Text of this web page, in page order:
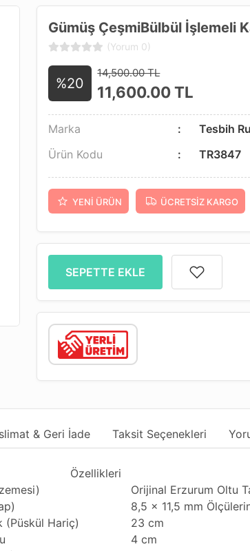
Gümüş ÇeşmiBülbül İşlemeli
(Yorum 0)
%20
14,500.00 TL
11,600.00TL
Marka
Tesbih
Ürün Kodu
TR3847
YENI ÜRÜN ÜCRETSIZ KARGO
SEPETTE EKLE
& Geri İade Taksit Seçenekleri
Özellikleri
Orijinal Erzurum Oltu
8,5 x 11,5 mm
(Püskül Hariç)
23 cm
4 cm